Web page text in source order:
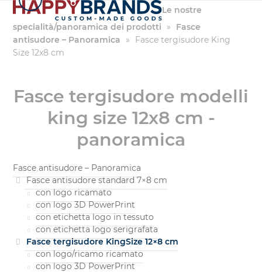
Salta
contenuto
Le nostre
specialità/panoramica dei prodotti
»
Fasce
antisudore – Panoramica
»
Fasce tergisudore King
Size 12x8 cm
Fasce tergisudore modelli
king size 12x8 cm -
panoramica
Fasce antisudore – Panoramica
Fasce antisudore standard 7×8 cm
con logo ricamato
con logo 3D PowerPrint
con etichetta logo in tessuto
con etichetta logo serigrafata
Fasce tergisudore KingSize 12×8 cm
con logo/ricamo ricamato
con logo 3D PowerPrint